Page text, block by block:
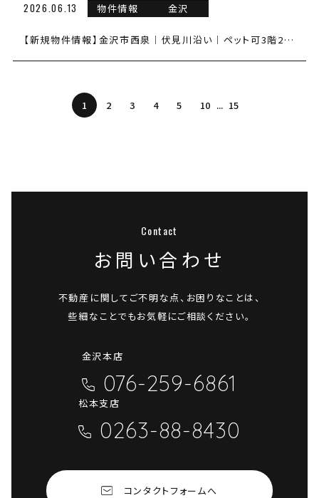
2026.06.13 物件情報 金沢
【新規物件情報】金沢市西泉｜伏見川沿い｜ペット可3階2LDK │売マンション
1 2 3 4 5 10 15
お問い合わせ
不動産に関してご不明な点、お困りなことは、
些細なことでもお気軽にご相談ください。
金沢本店
076-259-6861
松本支店
0263-88-8430
コンタクトフォームへ